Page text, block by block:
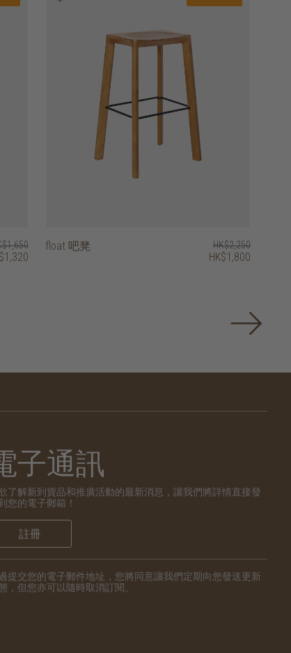
float 吧凳 HK$2,250
HK$1,800
子通訊
了解新到貨品和推廣活動的最新消息，讓我們將詳情直接發
您的電子郵箱！
註冊
提交您的電子郵件地址，您將同意讓我們定期向您發送更新
，但您亦可以隨時取消訂閱。